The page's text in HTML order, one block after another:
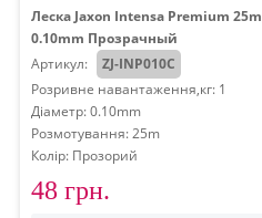
Леска Jaxon Intensa Premium 25m
0.10mm Прозрачный
Артикул:
ZJ-INP010C
Розривне навантаження,кг: 1
Діаметр: 0.10mm
Розмотування: 25m
Колір: Прозорий
48 грн.